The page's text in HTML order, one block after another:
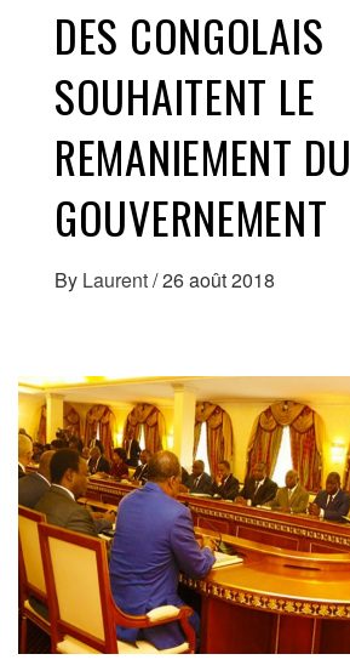
DES CONGOLAIS
SOUHAITENT LE
REMANIEMENT DU
GOUVERNEMENT
By Laurent/26 août 2018